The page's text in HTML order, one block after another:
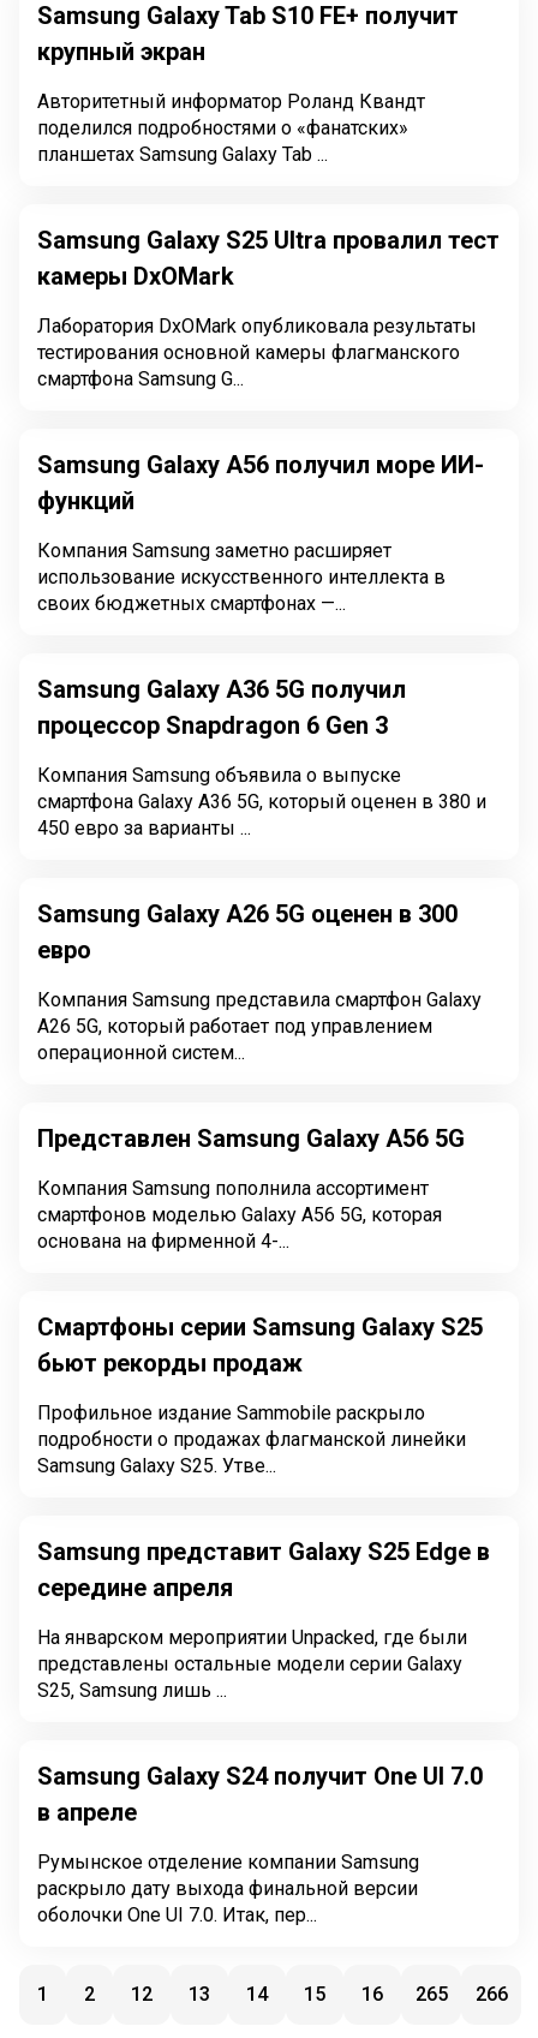
Samsung Galaxy Tab S10 FE+ получит
крупный экран
Авторитетный информатор Роланд Квандт
поделился подробностями о «фанатских»
планшетах Samsung Galaxy Tab ...
Samsung Galaxy S25 Ultra провалил тест
камеры DxOMark
Лаборатория DxOMark опубликовала результаты
тестирования основной камеры флагманского
смартфона Samsung G...
Samsung Galaxy A56 получил море ИИ-
функций
Компания Samsung заметно расширяет
использование искусственного интеллекта в
своих бюджетных смартфонах —...
Samsung Galaxy A36 5G получил
процессор Snapdragon 6 Gen 3
Компания Samsung объявила о выпуске
смартфона Galaxy A36 5G, который оценен в 380 и
450 евро за варианты ...
Samsung Galaxy A26 5G оценен в 300
евро
Компания Samsung представила смартфон Galaxy
A26 5G, который работает под управлением
операционной систем...
Представлен Samsung Galaxy A56 5G
Компания Samsung пополнила ассортимент
смартфонов моделью Galaxy A56 5G, которая
основана на фирменной 4-...
Смартфоны серии Samsung Galaxy S25
бьют рекорды продаж
Профильное издание Sammobile раскрыло
подробности о продажах флагманской линейки
Samsung Galaxy S25. Утве...
Samsung представит Galaxy S25 Edge в
середине апреля
На январском мероприятии Unpacked, где были
представлены остальные модели серии Galaxy
S25, Samsung лишь ...
Samsung Galaxy S24 получит One UI 7.0
в апреле
Румынское отделение компании Samsung
раскрыло дату выхода финальной версии
оболочки One UI 7.0. Итак, пер...
1 2 12 13 14 15 16 265 266